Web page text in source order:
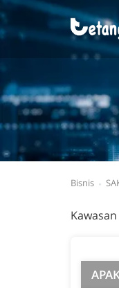
Bisnis